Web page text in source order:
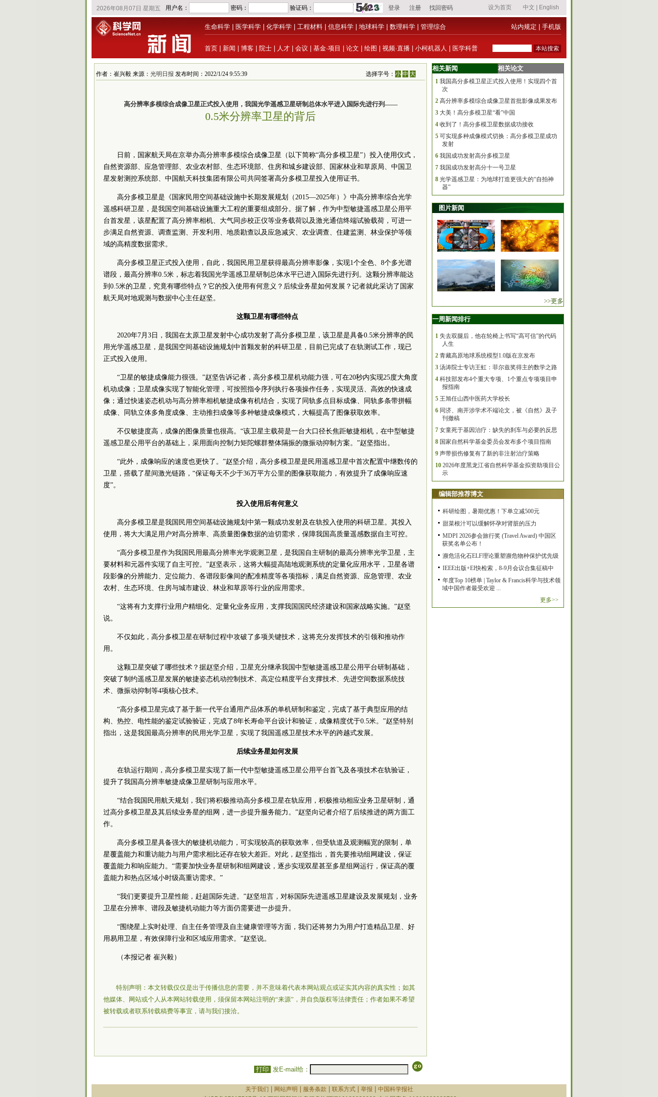
生命科学 医学科学 化学科学 工程材料 信息科学 地球科学 数理科学 管理综合 站内规定 手机版
首页 新闻 博客 院士 人才 会议 基金·项目 论文 绘图 视频·直播 小柯机器人 医学科普
作者：崔兴毅 来源： 光明日报 发布时间：2022/1/24 9:55:39 选择字号：小 中 大
高分辨率多模综合成像卫星正式投入使用，我国光学遥感卫星研制总体水平进入国际先进行列——
0.5米分辨率卫星的背后
日前，国家航天局在京举办高分辨率多模综合成像卫星（以下简称“高分多模卫星”）投入使用仪式，
自然资源部、应急管理部、农业农村部、生态环境部、住房和城乡建设部、国家林业和草原局、中国卫
星发射测控系统部、中国航天科技集团有限公司共同签署高分多模卫星投入使用证书。
高分多模卫星是《国家民用空间基础设施中长期发展规划（2015—2025年）》中高分辨率综合光学
遥感科研卫星，是我国空间基础设施重大工程的重要组成部分。据了解，作为中型敏捷遥感卫星公用平
台首发星，该星配置了高分辨率相机、大气同步校正仪等业务载荷以及激光通信终端试验载荷，可进一
步满足自然资源、调查监测、开发利用、地质勘查以及应急减灾、农业调查、住建监测、林业保护等领
域的高精度数据需求。
高分多模卫星正式投入使用，自此，我国民用卫星获得最高分辨率影像，实现1个全色、8个多光谱
谱段，最高分辨率0.5米，标志着我国光学遥感卫星研制总体水平已进入国际先进行列。这颗分辨率能达
到0.5米的卫星，究竟有哪些特点？它的投入使用有何意义？后续业务星如何发展？记者就此采访了国家
航天局对地观测与数据中心主任赵坚。
这颗卫星有哪些特点
2020年7月3日，我国在太原卫星发射中心成功发射了高分多模卫星，该卫星是具备0.5米分辨率的民
用光学遥感卫星，是我国空间基础设施规划中首颗发射的科研卫星，目前已完成了在轨测试工作，现已
正式投入使用。
“卫星的敏捷成像能力很强。”赵坚告诉记者，高分多模卫星机动能力强，可在20秒内实现25度大角度
机动成像；卫星成像实现了智能化管理，可按照指令序列执行各项操作任务，实现灵活、高效的快速成
像；通过快速姿态机动与高分辨率相机敏捷成像有机结合，实现了同轨多点目标成像、同轨多条带拼幅
成像、同轨立体多角度成像、主动推扫成像等多种敏捷成像模式，大幅提高了图像获取效率。
不仅敏捷度高，成像的图像质量也很高。“该卫星主载荷是一台大口径长焦距敏捷相机，在中型敏捷
遥感卫星公用平台的基础上，采用面向控制力矩陀螺群整体隔振的微振动抑制方案。”赵坚指出。
“此外，成像响应的速度也更快了。”赵坚介绍，高分多模卫星是民用遥感卫星中首次配置中继数传的
卫星，搭载了星间激光链路，“保证每天不少于36万平方公里的图像获取能力，有效提升了成像响应速
度”。
投入使用后有何意义
高分多模卫星是我国民用空间基础设施规划中第一颗成功发射及在轨投入使用的科研卫星。其投入
使用，将大大满足用户对高分辨率、高质量图像数据的迫切需求，保障我国高质量遥感数据自主可控。
“高分多模卫星作为我国民用最高分辨率光学观测卫星，是我国自主研制的最高分辨率光学卫星，主
要材料和元器件实现了自主可控。”赵坚表示，这将大幅提高陆地观测系统的定量化应用水平，卫星各谱
段影像的分辨能力、定位能力、各谱段影像间的配准精度等各项指标，满足自然资源、应急管理、农业
农村、生态环境、住房与城市建设、林业和草原等行业的应用需求。
“这将有力支撑行业用户精细化、定量化业务应用，支撑我国国民经济建设和国家战略实施。”赵坚
说。
不仅如此，高分多模卫星在研制过程中攻破了多项关键技术，这将充分发挥技术的引领和推动作
用。
这颗卫星突破了哪些技术？据赵坚介绍，卫星充分继承我国中型敏捷遥感卫星公用平台研制基础，
突破了制约遥感卫星发展的敏捷姿态机动控制技术、高定位精度平台支撑技术、先进空间数据系统技
术、微振动抑制等4项核心技术。
“高分多模卫星完成了基于新一代平台通用产品体系的单机研制和鉴定，完成了基于典型应用的结
构、热控、电性能的鉴定试验验证，完成了8年长寿命平台设计和验证，成像精度优于0.5米。”赵坚特别
指出，这是我国最高分辨率的民用光学卫星，实现了我国遥感卫星技术水平的跨越式发展。
后续业务星如何发展
在轨运行期间，高分多模卫星实现了新一代中型敏捷遥感卫星公用平台首飞及各项技术在轨验证，
提升了我国高分辨率敏捷成像卫星研制与应用水平。
“结合我国民用航天规划，我们将积极推动高分多模卫星在轨应用，积极推动相应业务卫星研制，通
过高分多模卫星及其后续业务星的组网，进一步提升服务能力。”赵坚向记者介绍了后续推进的两方面工
作。
高分多模卫星具备强大的敏捷机动能力，可实现较高的获取效率，但受轨道及观测幅宽的限制，单
星覆盖能力和重访能力与用户需求相比还存在较大差距。对此，赵坚指出，首先要推动组网建设，保证
覆盖能力和响应能力。“需要加快业务星研制和组网建设，逐步实现双星甚至多星组网运行，保证高的覆
盖能力和热点区域小时级高重访需求。”
“我们更要提升卫星性能，赶超国际先进。”赵坚坦言，对标国际先进遥感卫星建设及发展规划，业务
卫星在分辨率、谱段及敏捷机动能力等方面仍需要进一步提升。
“围绕星上实时处理、自主任务管理及自主健康管理等方面，我们还将努力为用户打造精品卫星、好
用易用卫星，有效保障行业和区域应用需求。”赵坚说。
（本报记者 崔兴毅）
特别声明：本文转载仅仅是出于传播信息的需要，并不意味着代表本网站观点或证实其内容的真实性；如其
他媒体、网站或个人从本网站转载使用，须保留本网站注明的“来源”，并自负版权等法律责任；作者如果不希望
被转载或者联系转载稿费等事宜，请与我们接洽。
打印 发E-mail给：
相关新闻 相关论文
1 我国高分多模卫星正式投入使用！实现四个首
次
2 高分辨率多模综合成像卫星首批影像成果发布
3 大美！高分多模卫星“看”中国
4 收到了！高分多模卫星数据成功接收
5 可实现多种成像模式切换：高分多模卫星成功
发射
6 我国成功发射高分多模卫星
7 我国成功发射高分十一号卫星
8 光学遥感卫星：为地球打造更强大的“自拍神
器”
图片新闻
>>更多
一周新闻排行
1 失去双腿后，他在轮椅上书写“高可信”的代码
人生
2 青藏高原地球系统模型1.0版在京发布
3 汤涛院士专访王虹：菲尔兹奖得主的数学之路
4 科技部发布4个重大专项、1个重点专项项目申
报指南
5 王旭任山西中医药大学校长
6 同济、南开涉学术不端论文，被《自然》及子
刊撤稿
7 女童死于基因治疗：缺失的刹车与必要的反思
8 国家自然科学基金委员会发布多个项目指南
9 声带损伤修复有了新的非注射治疗策略
10 2026年度黑龙江省自然科学基金拟资助项目公
示
编辑部推荐博文
科研绘图，暑期优惠！下单立减500元
甜菜根汁可以缓解怀孕对肾脏的压力
MDPI 2026参会旅行奖 (Travel Award) 中国区
获奖名单公布！
濒危活化石ELF理论重塑濒危物种保护优先级
IEEE出版+EI快检索，8-9月会议合集征稿中
年度Top 10榜单 | Taylor & Francis科学与技术领
域中国作者最受欢迎 ...
更多>>
关于我们 网站声明 服务条款 联系方式| 举报
中国科学报社